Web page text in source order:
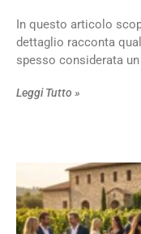
In questo articolo
dettaglio racconta
spesso considerata
Leggi Tutto »